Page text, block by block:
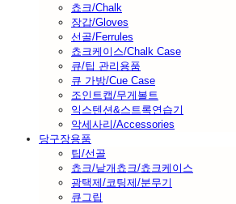
쵸크/Chalk
장갑/Gloves
선골/Ferrules
쵸크케이스/Chalk Case
큐/팁 관리용품
큐 가방/Cue Case
조인트캡/무게볼트
익스텐션&스트록연습기
악세사리/Accessories
당구장용품
팁/선골
쵸크/낱개쵸크/쵸크케이스
광택제/코팅제/분무기
큐그립